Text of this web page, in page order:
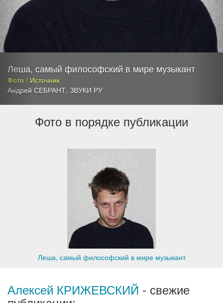
Леша, самый философский в мире музыкант
Фото / Источник
Андрей СЕБРАНТ, ЗВУКИ РУ
Фото в порядке публикации
Леша, самый философский в мире музыкант
Алексей КРИЖЕВСКИЙ - свежие